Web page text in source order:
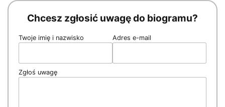
Chcesz zgłosić uwagę do biogramu?
Twoje imię i nazwisko Adres e-mail
Zgłoś uwagę